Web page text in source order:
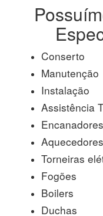
Conserto
Manutenção
Instalação
Assistência
Aquecedores
Torneiras
Fogões
Boilers
Duchas